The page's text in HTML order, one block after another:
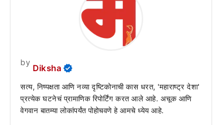
by
Diksha
सत्य, निष्पक्षता आणि नव्या दृष्टिकोनाची कास धरत, 'महाराष्ट्र देशा'
प्रत्येक घटनेचं प्रामाणिक रिपोर्टिंग करत आले आहे. अचूक आणि
वेगवान बातम्या लोकांपर्यंत पोहोचवणे हे आमचे ध्येय आहे.